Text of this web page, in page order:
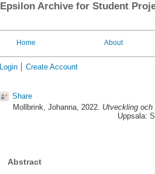
Epsilon Archive for Student
Home About
Login Create Account
Share
Mollbrink, Johanna, 2022. Utveckling
Uppsala:
Abstract